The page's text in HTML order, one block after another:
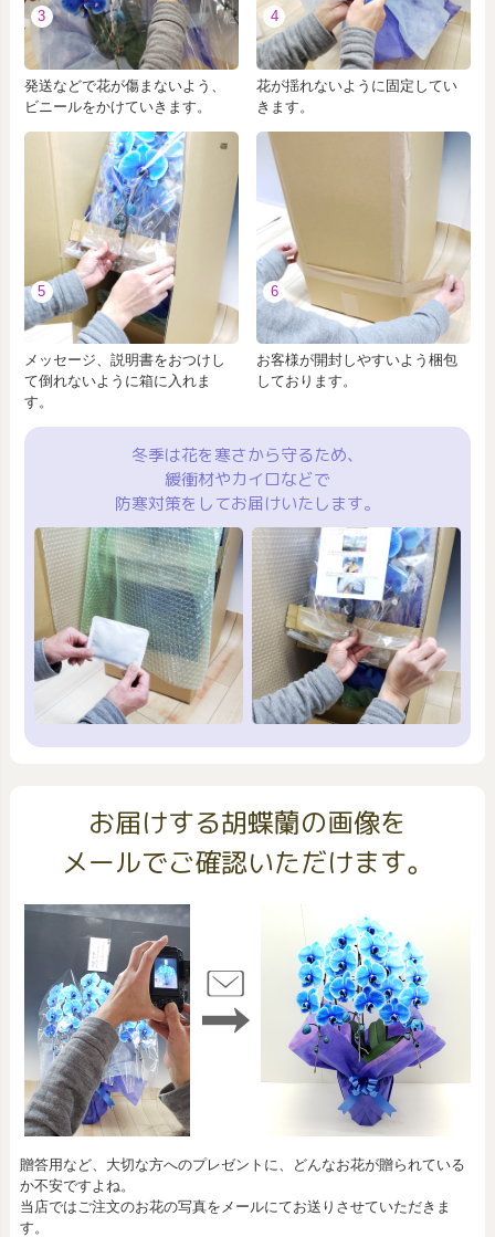
3
発送などで花が傷まないよう、
ビニールをかけていきます。
4
花が揺れないように固定してい
きます。
5
メッセージ、説明書をおつけし
て倒れないように箱に入れま
す。
6
お客様が開封しやすいよう梱包
しております。
冬季は花を寒さから守るため、
緩衝材やカイロなどで
防寒対策をしてお届けいたします。
お届けする胡蝶蘭の画像を
メールでご確認いただけます。
贈答用など、大切な方へのプレゼントに、どんなお花が贈られている
か不安ですよね。
当店ではご注文のお花の写真をメールにてお送りさせていただきま
す。